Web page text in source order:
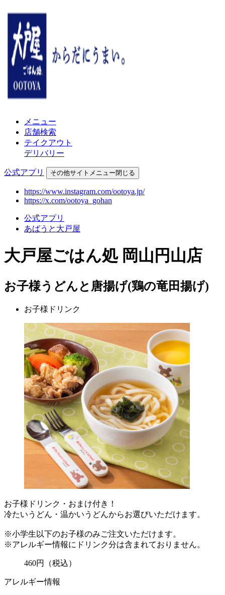
メニュー
店舗検索
テイクアウト
デリバリー
公式アプリ その他サイトメニュー閉じる
https://www.instagram.com/ootoya.jp/
https://x.com/ootoya_gohan
公式アプリ
あばうと大戸屋
大戸屋ごはん処 岡山円山店
お子様うどんと唐揚げ(鶏の竜田揚げ)
お子様ドリンク
お子様ドリンク・おまけ付き！
冷たいうどん・温かいうどんからお選びいただけます。
※小学生以下のお子様のみご注文いただけます。
※アレルギー情報にドリンク分は含まれておりません。
460円 （税込）
アレルギー情報